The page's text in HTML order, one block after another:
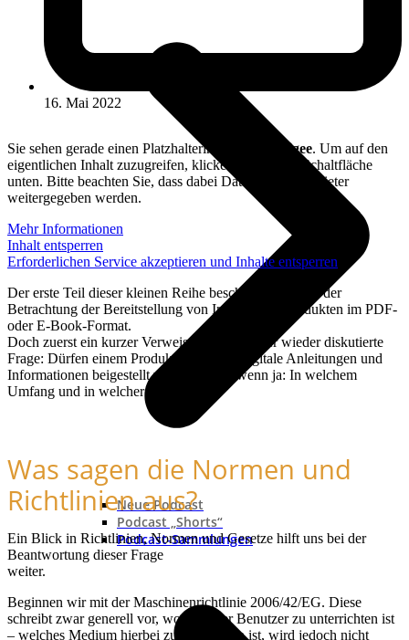
Neue Podcast
Podcast „Shorts“
Podcast-Sammlungen
16. Mai 2022
Sie sehen gerade einen Platzhalterinhalt von Podigee. Um auf den
eigentlichen Inhalt zuzugreifen, klicken Sie auf die Schaltfläche
unten. Bitte beachten Sie, dass dabei Daten an Drittanbieter
weitergegeben werden.
Mehr Informationen
Inhalt entsperren
Erforderlichen Service akzeptieren und Inhalte entsperren
Der erste Teil dieser kleinen Reihe beschäftigt sich mit der
Betrachtung der Bereitstellung von Informationsprodukten im PDF-
oder E-Book-Format.
Doch zuerst ein kurzer Verweis auf eine immer wieder diskutierte
Frage: Dürfen einem Produkt überhaupt digitale Anleitungen und
Informationen beigestellt werden – und wenn ja: In welchem
Umfang und in welcher Form?
Was sagen die Normen und
Richtlinien aus?
Ein Blick in Richtlinien, Normen und Gesetze hilft uns bei der
Beantwortung dieser Frage
weiter.
Beginnen wir mit der Maschinenrichtlinie 2006/42/EG. Diese
schreibt zwar generell vor, worüber der Benutzer zu unterrichten ist
– welches Medium hierbei zu verwenden ist, wird jedoch nicht